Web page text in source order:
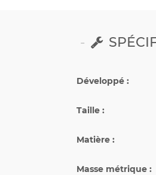
Développé :
Taille :
Matière :
Masse métrique :